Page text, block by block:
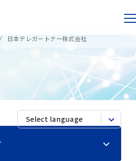
日本テレガートナー株式会社